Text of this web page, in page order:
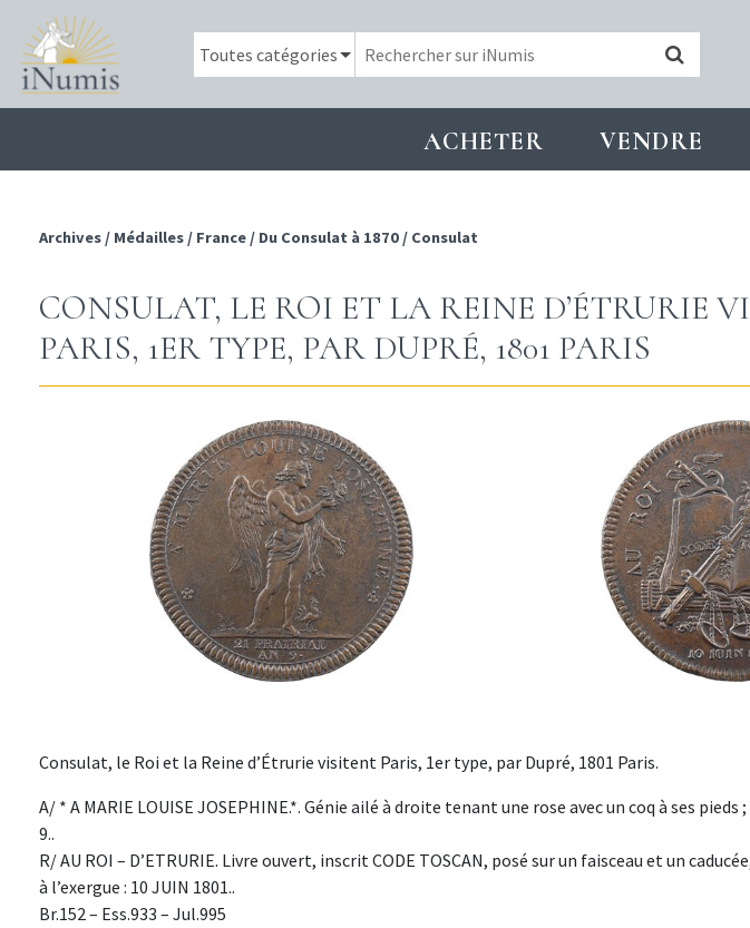
ACHETER VENDRE
Archives / Médailles / France / Du Consulat à 1870 / Consulat
CONSULAT, LE ROI ET LA REINE D’ÉTRURIE
PARIS, 1ER TYPE, PAR DUPRÉ, 1801 PARIS
Consulat, le Roi et la Reine d’Étrurie visitent Paris, 1er type, par Dupré, 1801 Paris.
A/ * A MARIE LOUISE JOSEPHINE.*. Génie ailé à droite tenant une rose avec un coq à ses pieds ;
9..
R/ AU ROI – D’ETRURIE. Livre ouvert, inscrit CODE TOSCAN, posé sur un faisceau et un
à l’exergue : 10 JUIN 1801..
Br.152 – Ess.933 – Jul.995